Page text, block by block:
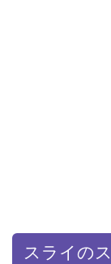
スライの